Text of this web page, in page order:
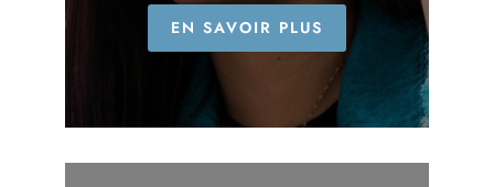
EN SAVOIR PLUS